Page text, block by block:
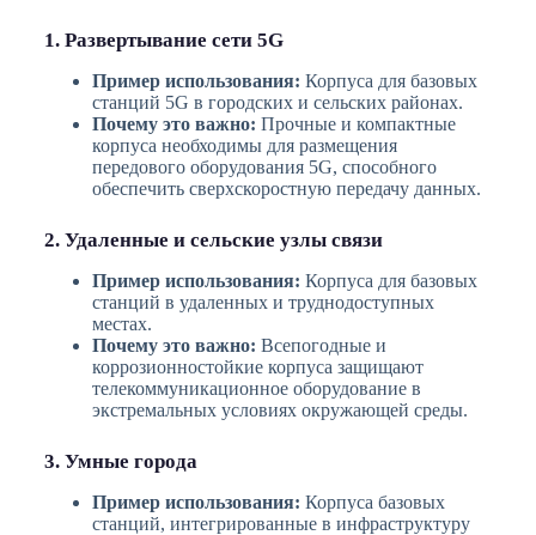
1. Развертывание сети 5G
Пример использования: Корпуса для базовых
станций 5G в городских и сельских районах.
Почему это важно: Прочные и компактные
корпуса необходимы для размещения
передового оборудования 5G, способного
обеспечить сверхскоростную передачу данных.
2. Удаленные и сельские узлы связи
Пример использования: Корпуса для базовых
станций в удаленных и труднодоступных
местах.
Почему это важно: Всепогодные и
коррозионностойкие корпуса защищают
телекоммуникационное оборудование в
экстремальных условиях окружающей среды.
3. Умные города
Пример использования: Корпуса базовых
станций, интегрированные в инфраструктуру